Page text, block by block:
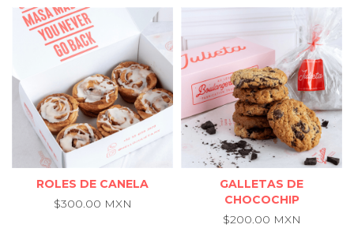
ROLES DE CANELA
$300.00 MXN
GALLETAS DE
CHOCOCHIP
$200.00 MXN